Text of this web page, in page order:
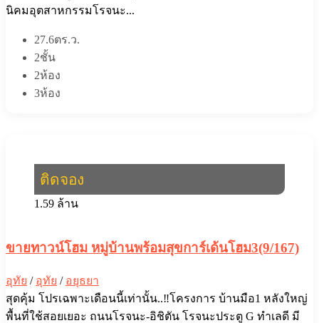
นิคมอุตสาหกรรมโรจนะ...
27.6ตร.ว.
2ชั้น
2ห้อง
3ห้อง
ติดจอง
1.59 ล้าน
ขายทาวน์โฮม หมู่บ้านพร้อมสุขการ์เด้นโฮม3(9/167)
อุทัย / อุทัย / อยุธยา
สุดคุ้ม โปรเฉพาะเดือนนี้เท่านั้น..‼️โครงการ บ้านมือ1 หลังใหญ่
พื้นที่ใช้สอยเยอะ ถนนโรจนะ-อิชิตัน โรจนะประตู G ทำเลดี มี